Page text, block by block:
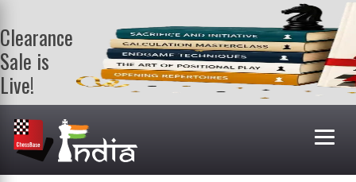
Clearance
Sale is
Live!
Get a FREE
book on
purchasing 2
or more
books. Valid